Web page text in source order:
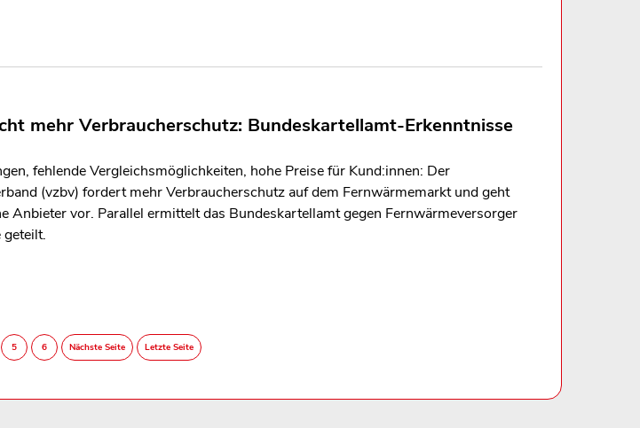
mehr Verbraucherschutz: Bundeskartellamt-Erkenntnisse
fehlende Vergleichsmöglichkeiten, hohe Preise für Kund:innen: Der
(vzbv) fordert mehr Verbraucherschutz auf dem Fernwärmemarkt und geht
Anbieter vor. Parallel ermittelt das Bundeskartellamt gegen Fernwärmeversorger
geteilt.